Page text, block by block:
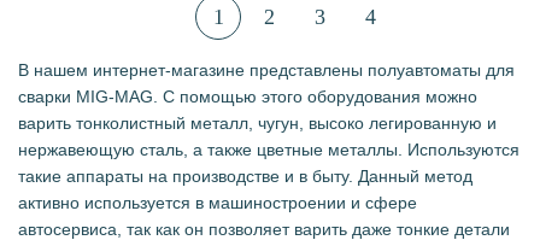
1 2 3 4
В нашем интернет-магазине представлены полуавтоматы для
сварки MIG-MAG. С помощью этого оборудования можно
варить тонколистный металл, чугун, высоко легированную и
нержавеющую сталь, а также цветные металлы. Используются
такие аппараты на производстве и в быту. Данный метод
активно используется в машиностроении и сфере
автосервиса, так как он позволяет варить даже тонкие детали